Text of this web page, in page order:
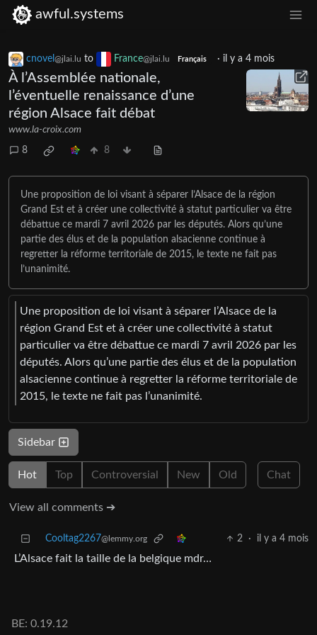
awful.systems
cnovel @jlai.lu to France@jlai.lu Français · il y a 4 mois
À l’Assemblée nationale,
l’éventuelle renaissance d’une
région Alsace fait débat
www.la-croix.com
8 8
Une proposition de loi visant à séparer l’Alsace de la région
Grand Est et à créer une collectivité à statut particulier va être
débattue ce mardi 7 avril 2026 par les députés. Alors qu’une
partie des élus et de la population alsacienne continue à
regretter la réforme territoriale de 2015, le texte ne fait pas
l’unanimité.
Une proposition de loi visant à séparer l’Alsace de la
région Grand Est et à créer une collectivité à statut
particulier va être débattue ce mardi 7 avril 2026 par les
députés. Alors qu’une partie des élus et de la population
alsacienne continue à regretter la réforme territoriale de
2015, le texte ne fait pas l’unanimité.
Sidebar
Hot Top Controversial New Old Chat
View all comments ➔
Cooltag2267@lemmy.org 2 · il y a 4 mois
L’Alsace fait la taille de la belgique mdr…
BE: 0.19.12